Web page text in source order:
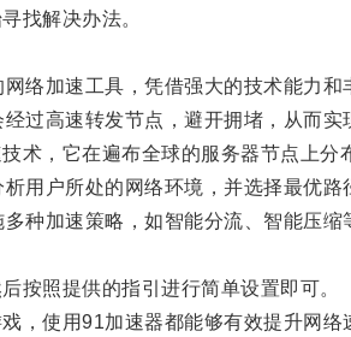
找解决办法。
加速工具，凭借强大的技术能力和
高速转发节点，避开拥堵，从而实
，它在遍布全球的服务器节点上分
户所处的网络环境，并选择最优路
加速策略，如智能分流、智能压缩
照提供的指引进行简单设置即可。
使用91加速器都能够有效提升网络